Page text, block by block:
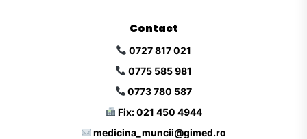
Contact
0727 817 021
0775 585 981
0773 780 587
Fix: 021 450 4944
medicina_muncii@gimed.ro